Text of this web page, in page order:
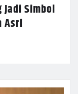
Simbol
Asri